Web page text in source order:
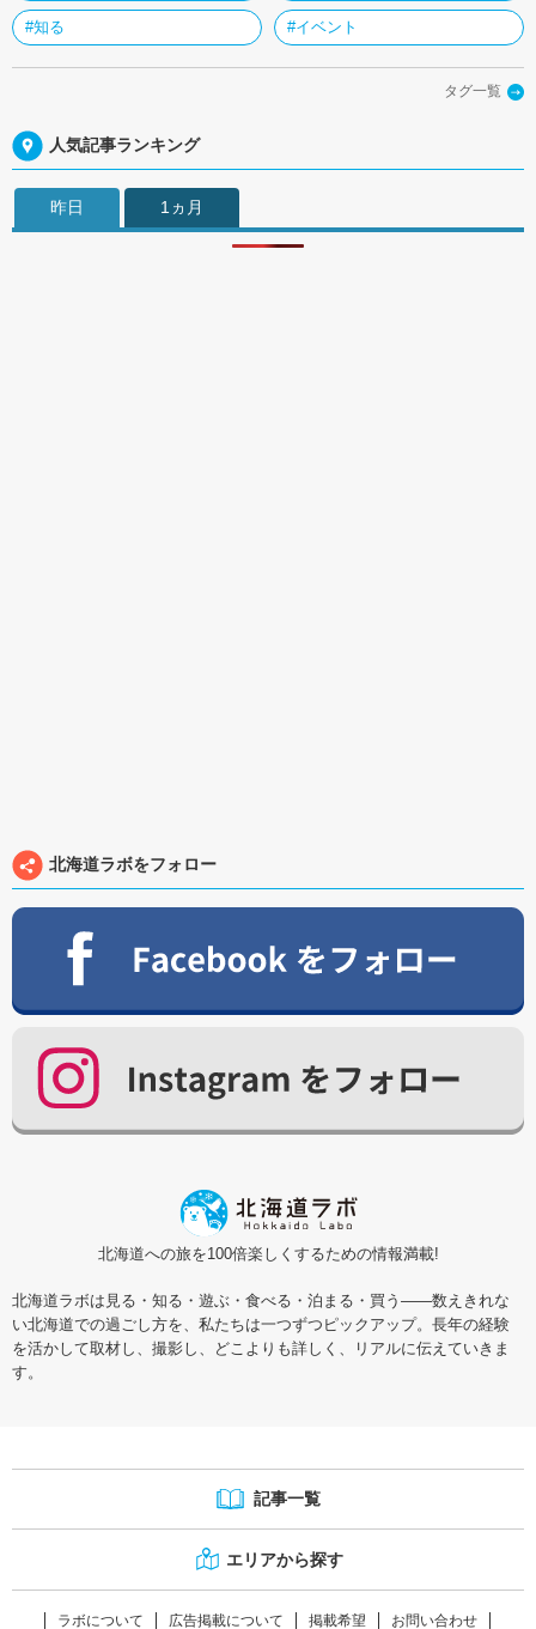
#知る #イベント
タグ一覧
人気記事ランキング
昨日 1ヵ月
北海道ラボをフォロー
北海道への旅を100倍楽しくするための情報満載!
北海道ラボは見る・知る・遊ぶ・食べる・泊まる・買う――数えきれな
い北海道での過ごし方を、私たちは一つずつピックアップ。長年の経験
を活かして取材し、撮影し、どこよりも詳しく、リアルに伝えていきま
す。
記事一覧
エリアから探す
ラボについて 広告掲載について 掲載希望
お問い合わせ